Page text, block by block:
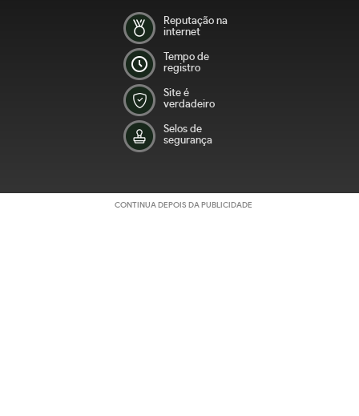
Reputação na
internet
Tempo de
registro
Site é
verdadeiro
Selos de
segurança
CONTINUA DEPOIS DA PUBLICIDADE